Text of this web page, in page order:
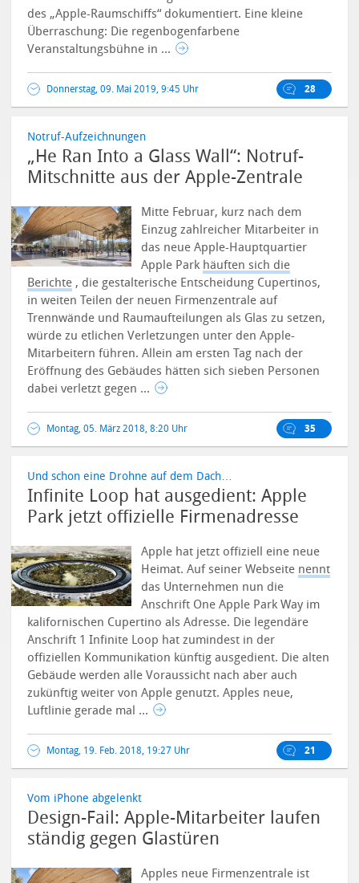
des „Apple-Raumschiffs“ dokumentiert. Eine kleine
Überraschung: Die regenbogenfarbene
Veranstaltungsbühne in ...
Donnerstag, 09. Mai 2019, 9:45 Uhr 28
Notruf-Aufzeichnungen
„He Ran Into a Glass Wall“: Notruf-
Mitschnitte aus der Apple-Zentrale
Mitte Februar, kurz nach dem
Einzug zahlreicher Mitarbeiter in
das neue Apple-Hauptquartier
Apple Park häuften sich die
Berichte , die gestalterische Entscheidung Cupertinos,
in weiten Teilen der neuen Firmenzentrale auf
Trennwände und Raumaufteilungen als Glas zu setzen,
würde zu etlichen Verletzungen unter den Apple-
Mitarbeitern führen.Allein am ersten Tag nach der
Eröffnung des Gebäudes hätten sich sieben Personen
dabei verletzt gegen ...
Montag, 05. März 2018, 8:20 Uhr 35
Und schon eine Drohne auf dem Dach…
Infinite Loop hat ausgedient: Apple
Park jetzt offizielle Firmenadresse
Apple hat jetzt offiziell eine neue
Heimat. Auf seiner Webseite nennt
das Unternehmen nun die
Anschrift One Apple Park Way im
kalifornischen Cupertino als Adresse. Die legendäre
Anschrift 1 Infinite Loop hat zumindest in der
offiziellen Kommunikation künftig ausgedient. Die alten
Gebäude werden alle Voraussicht nach aber auch
zukünftig weiter von Apple genutzt.Apples neue,
Luftlinie gerade mal ...
Montag, 19. Feb. 2018, 19:27 Uhr 21
Vom iPhone abgelenkt
Design-Fail: Apple-Mitarbeiter laufen
ständig gegen Glastüren
Apples neue Firmenzentrale ist